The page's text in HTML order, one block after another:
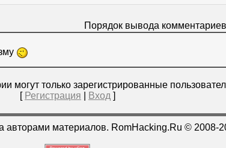
Порядок вывода
могут только зарегистрированные
[ Регистрация Вход ]
авторами материалов. RomHacking.Ru © 2008-